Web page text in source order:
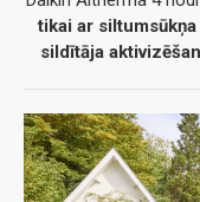
tikai ar
sildītāja